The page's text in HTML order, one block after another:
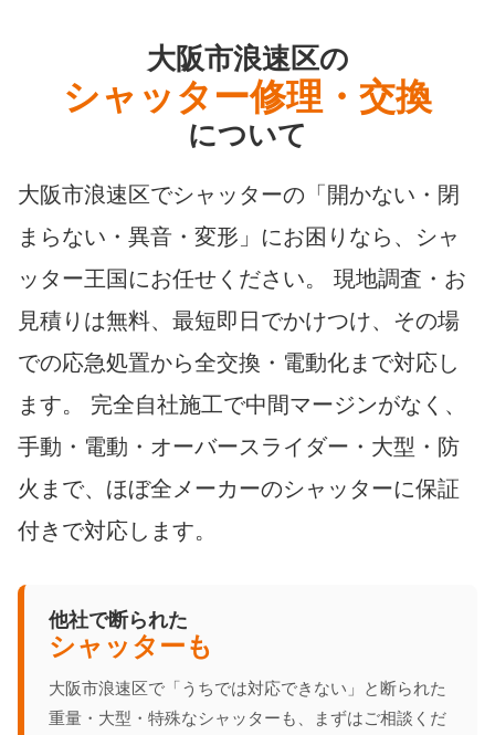
大阪市浪速区の
シャッター修理・交換
について
大阪市浪速区でシャッターの「開かない・閉
まらない・異音・変形」にお困りなら、シャ
ッター王国にお任せください。 現地調査・お
見積りは無料、最短即日でかけつけ、その場
での応急処置から全交換・電動化まで対応し
ます。 完全自社施工で中間マージンがなく、
手動・電動・オーバースライダー・大型・防
火まで、ほぼ全メーカーのシャッターに保証
付きで対応します。
他社で断られた
シャッターも
大阪市浪速区で「うちでは対応できない」と断られた
重量・大型・特殊なシャッターも、まずはご相談くだ